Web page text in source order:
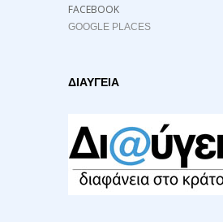
FACEBOOK
GOOGLE PLACES
ΔΙΑΥΓΕΙΑ